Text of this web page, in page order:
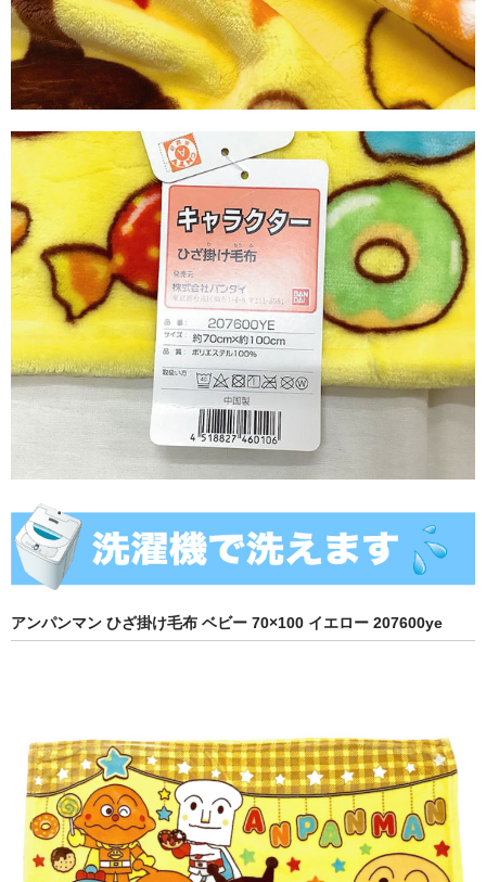
アンパンマン ひざ掛け毛布 ベビー 70×100 イエロー 207600ye